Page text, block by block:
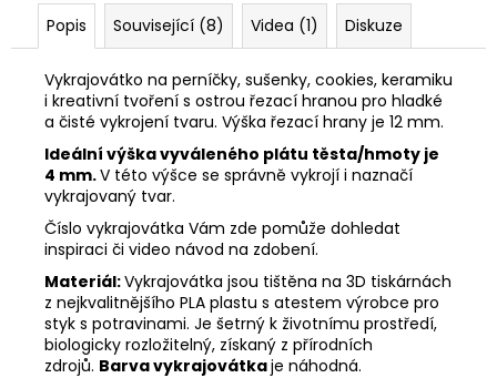
Popis Související (8) Videa (1) Diskuze
Vykrajovátko na perníčky, sušenky, cookies, keramiku
i kreativní tvoření s ostrou řezací hranou pro hladké
a čisté vykrojení tvaru. Výška řezací hrany je 12 mm.
Ideální výška vyváleného plátu těsta/hmoty je
4 mm.V této výšce se správně vykrojí i naznačí
vykrajovaný tvar.
Číslo vykrajovátka Vám zde pomůže dohledat
inspiraci či video návod na zdobení.
Materiál:Vykrajovátka jsou tištěna na 3D tiskárnách
z nejkvalitnějšího PLA plastu s atestem výrobce pro
styk s potravinami. Je šetrný k životnímu prostředí,
biologicky rozložitelný, získaný z přírodních
zdrojů. Barva vykrajovátkaje náhodná.
KOLEKCE
#1584
39
Kč